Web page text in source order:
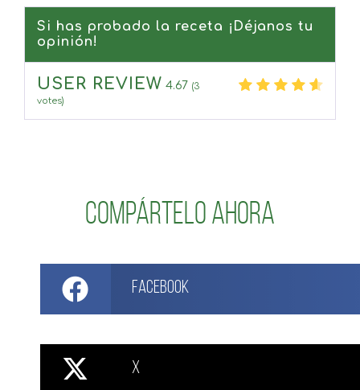
Si has probado la receta ¡Déjanos tu
opinión!
USER REVIEW 4.67 (3
votes)
Compártelo ahora
Facebook
X